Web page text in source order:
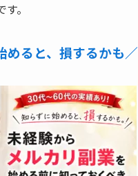
。
めると、損するかも／